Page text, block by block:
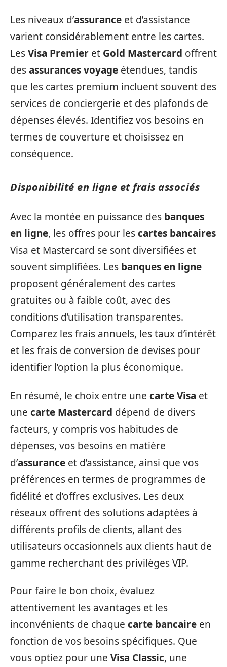
Les niveaux d’assurance et d’assistance
varient considérablement entre les cartes.
LesVisa Premier et Gold Mastercard offrent
desassurances voyage étendues, tandis
que les cartes premium incluent souvent des
services de conciergerie et des plafonds de
dépenses élevés. Identifiez vos besoins en
termes de couverture et choisissez en
conséquence.
Disponibilité en ligne et frais associés
Avec la montée en puissance des banques
en ligne, les offres pour lescartes bancaires
Visa et Mastercard se sont diversifiées et
souvent simplifiées. Les banques en ligne
proposent généralement des cartes
gratuites ou à faible coût, avec des
conditions d’utilisation transparentes.
Comparez les frais annuels, les taux d’intérêt
et les frais de conversion de devises pour
identifier l’option la plus économique.
En résumé, le choix entre une carte Visa et
une carte Mastercard dépend de divers
facteurs, y compris vos habitudes de
dépenses, vos besoins en matière
d’assurance et d’assistance, ainsi que vos
préférences en termes de programmes de
fidélité et d’offres exclusives. Les deux
réseaux offrent des solutions adaptées à
différents profils de clients, allant des
utilisateurs occasionnels aux clients haut de
gamme recherchant des privilèges VIP.
Pour faire le bon choix, évaluez
attentivement les avantages et les
inconvénients de chaque carte bancaire en
fonction de vos besoins spécifiques. Que
vous optiez pour une Visa Classic, une